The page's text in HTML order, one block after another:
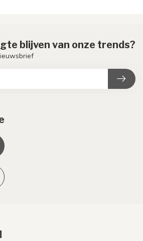
blijven van onze trends?